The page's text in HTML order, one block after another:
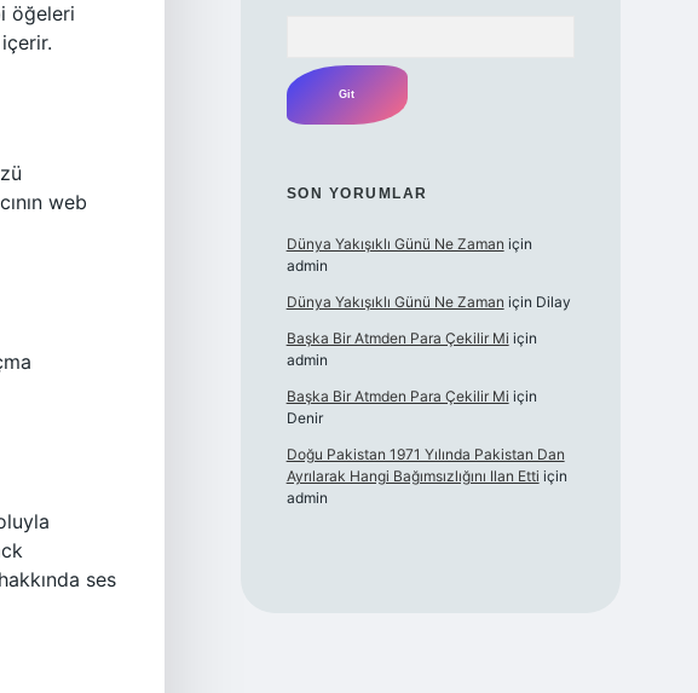
öğeleri
web
ses
SON YORUMLAR
Dünya Yakışıklı Günü Ne Zaman için
admin
Dünya Yakışıklı Günü Ne Zaman için Dilay
Başka Bir Atmden Para Çekilir Mi için
admin
Başka Bir Atmden Para Çekilir Mi için
Denir
Doğu Pakistan 1971 Yılında Pakistan Dan
Ayrılarak Hangi Bağımsızlığını Ilan Etti için
admin